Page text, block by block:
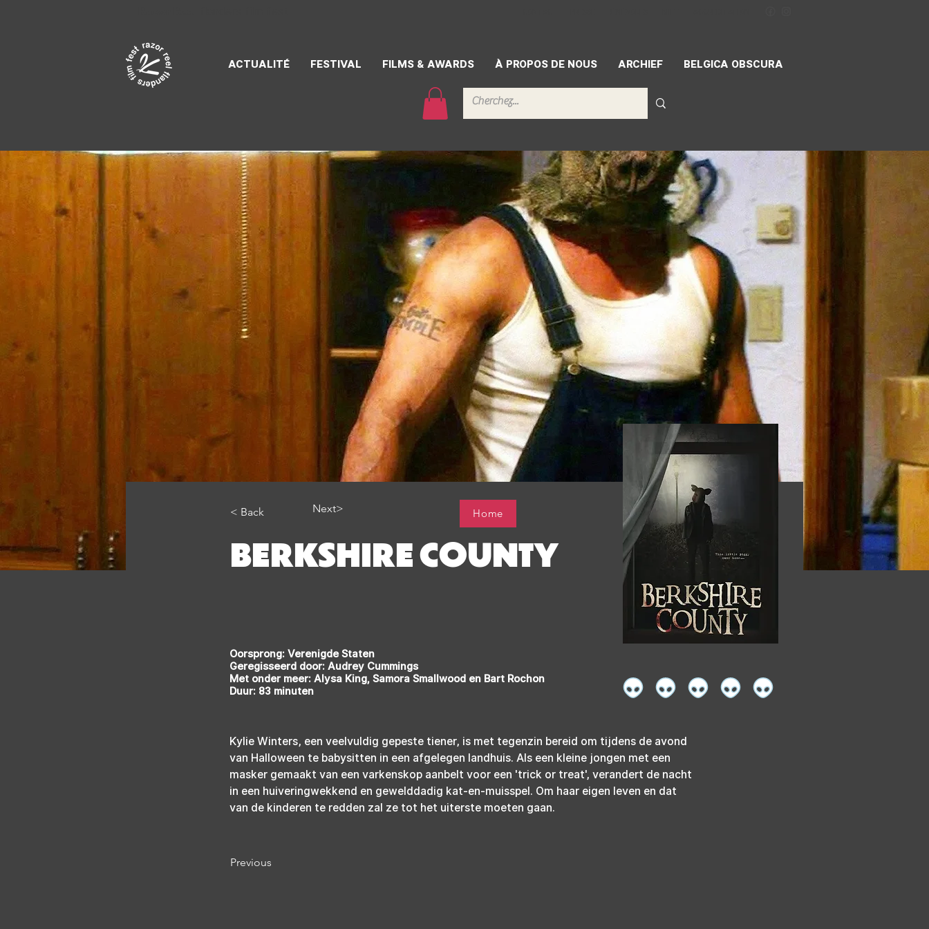
ACTUALITÉ FESTIVAL FILMS & AWARDS À PROPOS DE NOUS ARCHIEF BELGICA OBSCURA
< Back Next> Home
BERKSHIRE COUNTY
Oorsprong: Verenigde Staten
Geregisseerd door: Audrey Cummings
Met onder meer: Alysa King, Samora Smallwood en Bart Rochon
Duur: 83 minuten
Kylie Winters, een veelvuldig gepeste tiener, is met tegenzin bereid om tijdens de avond
van Halloween te babysitten in een afgelegen landhuis. Als een kleine jongen met een
masker gemaakt van een varkenskop aanbelt voor een 'trick or treat', verandert de nacht
in een huiveringwekkend en gewelddadig kat-en-muisspel. Om haar eigen leven en dat
van de kinderen te redden zal ze tot het uiterste moeten gaan.
Previous